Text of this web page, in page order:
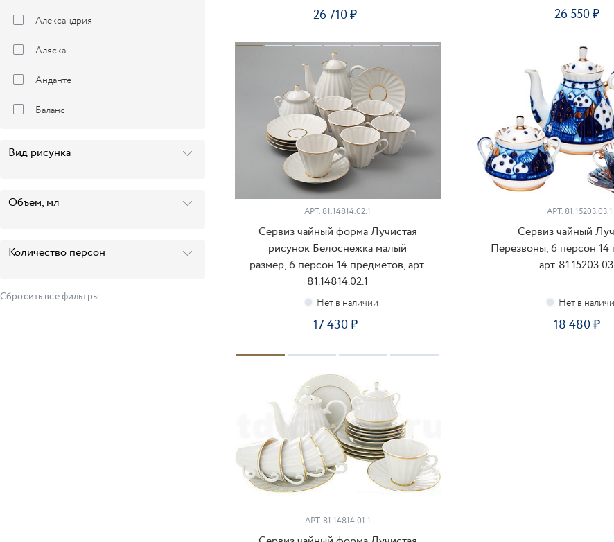
26 710 26 550
ПОДПИСАТЬСЯ
АРТ. 81.14814.02.1
Сервиз чайный форма Лучистая
рисунок Белоснежка малый
размер, 6 персон 14 предметов, арт.
81.14814.02.1
17 430
АРТ.81.15203.03.1
Сервиз чайный
Перезвоны, 6 персон 14
арт.
18 480
АРТ.81.14814.01.1
Александрия
Аляска
Анданте
Баланс
Беседа
Весенняя
Вид рисунка
Объем, мл
Количество персон
Сбросить все фильтры